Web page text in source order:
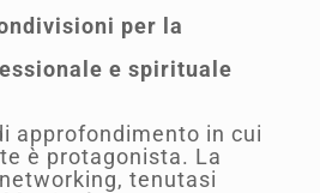
per la
e spirituale
approfondimento in cui
è protagonista. La
tenutasi